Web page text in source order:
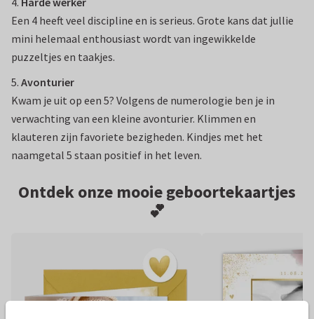
Een 4 heeft veel discipline en is serieus. Grote kans dat jullie
mini helemaal enthousiast wordt van ingewikkelde
puzzeltjes en taakjes.
5. Avonturier
Kwam je uit op een 5? Volgens de numerologie ben je in
verwachting van een kleine avonturier. Klimmen en
klauteren zijn favoriete bezigheden. Kindjes met het
naamgetal 5 staan positief in het leven.
Ontdek onze mooie geboortekaartjes
💕